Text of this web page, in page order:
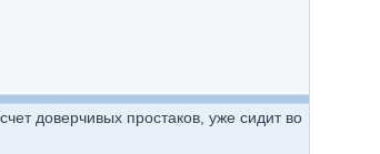
доверчивых простаков, уже сидит во